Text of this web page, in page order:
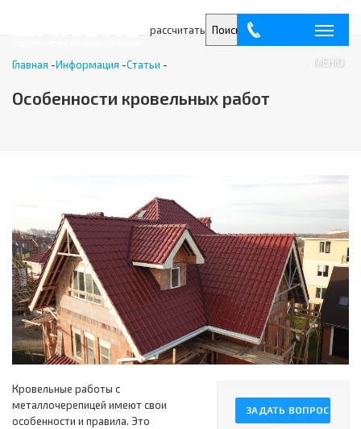
рассчитать
МЕНЮ
Поиск
Главная -Информация -Статьи -
Особенности кровельных работ
ЗАДАТЬ ВОПРОС
Кровельные работы с
металлочерепицей имеют свои
особенности и правила. Это